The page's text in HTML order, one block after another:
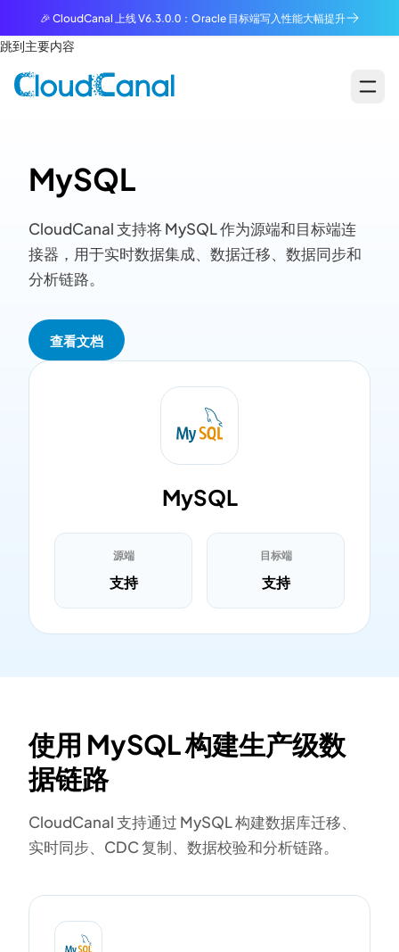
🎉 CloudCanal 上线 V6.3.0.0：Oracle 目标端写入性能大幅提升
跳到主要内容
MySQL
CloudCanal 支持将 MySQL 作为源端和目标端连
接器，用于实时数据集成、数据迁移、数据同步和
分析链路。
查看文档
MySQL
源端
支持
目标端
支持
使用 MySQL 构建生产级数
据链路
CloudCanal 支持通过 MySQL 构建数据库迁移、
实时同步、CDC 复制、数据校验和分析链路。